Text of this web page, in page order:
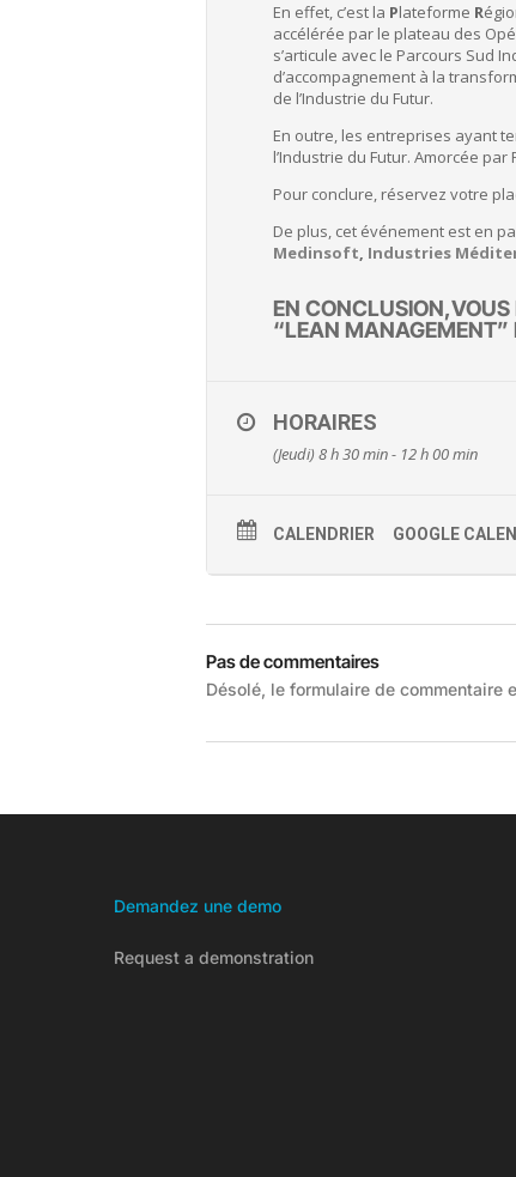
En effet, c’est la Plateforme R
accélérée par le plateau des
s’articule avec le Parcours Sud
d’accompagnement à la
de l’Industrie du Futur.
En outre, les entreprises ayant
l’Industrie du Futur. Amorcée
Pour conclure, réservez votre
De plus, cet événement est en
Medinsoft, Industries
EN CONCLUSION,VOUS
“LEAN MANAGEMENT”
HORAIRES
(Jeudi) 8 h 30 min - 12 h 00 min
CALENDRIER GOOGLE
Pas de commentaires
Désolé, le formulaire de commentaire
Demandez une demo
Request a demonstration